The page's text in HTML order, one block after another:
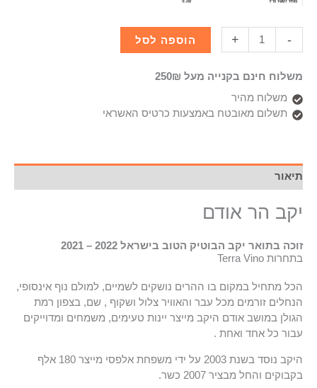
-
+ הוספה לסל
משלוח חינם בקנייה מעל 250₪
משלוח מהיר
תשלום מאובטח באמצעות כרטיס האשראי
תיאור
יקב הר אודם
זוכה בתואר יקב הבוטיק הטוב בישראל 2022 – 2021
בתחרות Terra Vino
הכל מתחיל במקום בו ההרים נושקים לשמיים, למולם נוף אינסופי,
הנחלים זורמים מכל עבר והאוויר צלול ושקוף , שם, בצפון רמת
הגולן במושב אודם היקב מייצר יינות טעימים, משמחים ומדוייקים
עבור כל אחד ואחת .
היקב נוסד בשנת 2003 על ידי משפחת אלפסי מייצר 180 אלף
בקבוקים והחל מבציר 2007 כשר.